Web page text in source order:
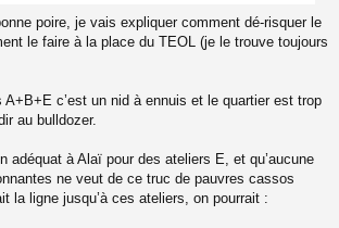
poire, je vais expliquer comment dé-risquer le
le faire à la place du TEOL (je le trouve toujours
A+B+E c’est un nid à ennuis et le quartier est trop
au bulldozer.
adéquat à Alaï pour des ateliers E, et qu’aucune
ne veut de ce truc de pauvres cassos
la ligne jusqu’à ces ateliers, on pourrait :